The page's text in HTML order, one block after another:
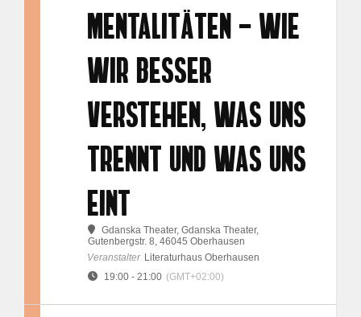
MENTALITÄTEN - WIE
WIR BESSER
VERSTEHEN, WAS UNS
TRENNT UND WAS UNS
EINT
Gdanska Theater, Gdanska Theater,
Gutenbergstr. 8, 46045 Oberhausen
Veranstalter Literaturhaus Oberhausen
19:00 - 21:00 (GMT+02:00)